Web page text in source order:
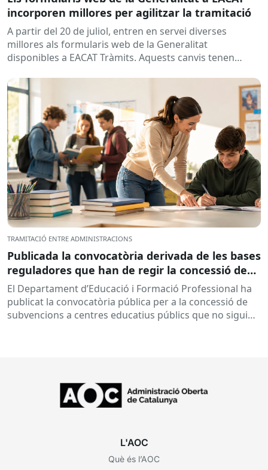
incorporen millores per agilitzar la tramitació
A partir del 20 de juliol, entren en servei diverses
millores als formularis web de la Generalitat
disponibles a EACAT Tràmits. Aquests canvis tenen
TRAMITACIÓ ENTRE ADMINISTRACIONS
Publicada la convocatòria derivada de les bases
reguladores que han de regir la concessió de
subvencions a centres educatius, per al
desenvolupament de programes de formació i
inserció, durant el curs 2026-2027
El Departament d’Educació i Formació Professional ha
publicat la convocatòria pública per a la concessió de
subvencions a centres educatius públics que no siguin
L'AOC
Què és l’AOC